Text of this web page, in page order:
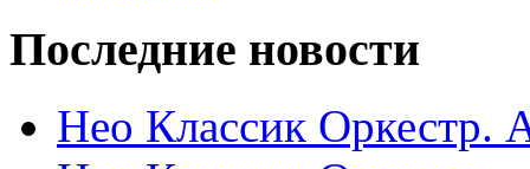
Последние новости
Нео Классик Оркестр.